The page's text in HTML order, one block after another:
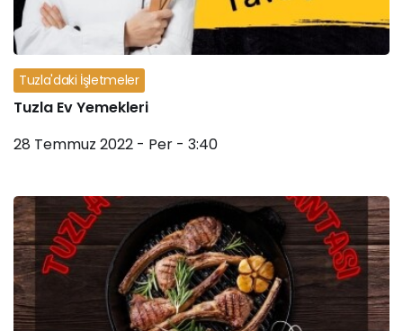
Tuzla'daki İşletmeler
Tuzla Ev Yemekleri
28 Temmuz 2022 - Per - 3:40